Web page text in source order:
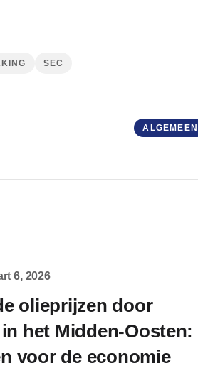
SEC
ALGEMEEN
6, 2026
olieprijzen door
het Midden-Oosten:
voor de economie